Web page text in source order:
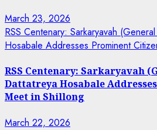
March 23, 2026
RSS Centenary: Sarkaryavah
Hosabale Addresses Prominent
RSS Centenary: Sarkaryavah
Dattatreya Hosabale
Meet in Shillong
March 22, 2026